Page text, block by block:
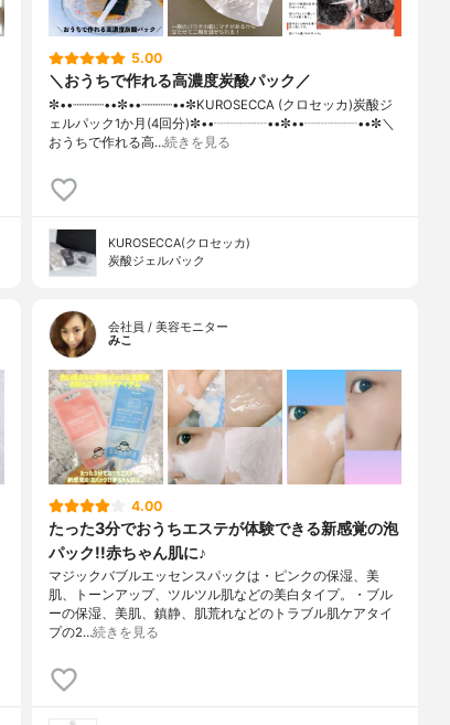
5.00
＼おうちで作れる高濃度炭酸パック／
✼••┈┈┈┈••✼••┈┈┈┈••✼KUROSECCA (クロセッカ)炭酸ジ
ェルパック1か月(4回分)✼••┈┈┈┈••✼••┈┈┈┈••✼＼
おうちで作れる高…続きを見る
KUROSECCA(クロセッカ)
炭酸ジェルパック
会社員 / 美容モニター
みこ
4.00
たった3分でおうちエステが体験できる新感覚の泡
パック!!赤ちゃん肌に♪
マジックバブルエッセンスパックは・ピンクの保湿、美
肌、トーンアップ、ツルツル肌などの美白タイプ。・ブル
ーの保湿、美肌、鎮静、肌荒れなどのトラブル肌ケアタイ
プの2…続きを見る